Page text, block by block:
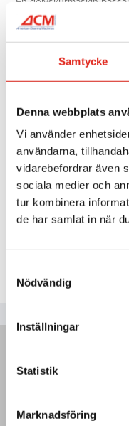
Samtycke
Denna webbplats
Vi använder
användarna,
vidarebefordrar även
sociala medier och
tur kombinera
de har samlat in när
Nödvändig
Inställningar
Statistik
Marknadsföring
epoxi, plastgolv och
Boka en demo!
08–35 72 20